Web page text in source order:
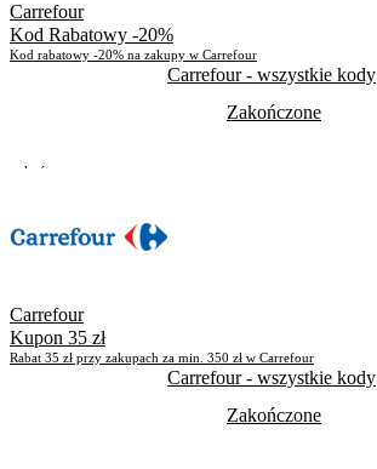
Carrefour
Kod Rabatowy -20%
Kod rabatowy -20% na zakupy w Carrefour
Carrefour- wszystkie kody
Zakończone
Zakończone
Carrefour
Kupon 35 zł
Rabat 35 zł przy zakupach za min. 350 zł w Carrefour
Carrefour- wszystkie kody
Zakończone